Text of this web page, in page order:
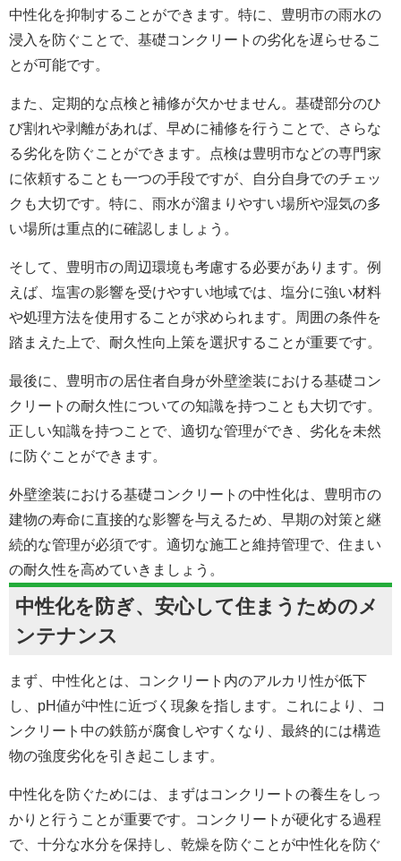
中性化を抑制することができます。特に、豊明市の雨水の
浸入を防ぐことで、基礎コンクリートの劣化を遅らせるこ
とが可能です。
また、定期的な点検と補修が欠かせません。基礎部分のひ
び割れや剥離があれば、早めに補修を行うことで、さらな
る劣化を防ぐことができます。点検は豊明市などの専門家
に依頼することも一つの手段ですが、自分自身でのチェッ
クも大切です。特に、雨水が溜まりやすい場所や湿気の多
い場所は重点的に確認しましょう。
そして、豊明市の周辺環境も考慮する必要があります。例
えば、塩害の影響を受けやすい地域では、塩分に強い材料
や処理方法を使用することが求められます。周囲の条件を
踏まえた上で、耐久性向上策を選択することが重要です。
最後に、豊明市の居住者自身が外壁塗装における基礎コン
クリートの耐久性についての知識を持つことも大切です。
正しい知識を持つことで、適切な管理ができ、劣化を未然
に防ぐことができます。
外壁塗装における基礎コンクリートの中性化は、豊明市の
建物の寿命に直接的な影響を与えるため、早期の対策と継
続的な管理が必須です。適切な施工と維持管理で、住まい
の耐久性を高めていきましょう。
中性化を防ぎ、安心して住まうためのメ
ンテナンス
まず、中性化とは、コンクリート内のアルカリ性が低下
し、pH値が中性に近づく現象を指します。これにより、コ
ンクリート中の鉄筋が腐食しやすくなり、最終的には構造
物の強度劣化を引き起こします。
中性化を防ぐためには、まずはコンクリートの養生をしっ
かりと行うことが重要です。コンクリートが硬化する過程
で、十分な水分を保持し、乾燥を防ぐことが中性化を防ぐ